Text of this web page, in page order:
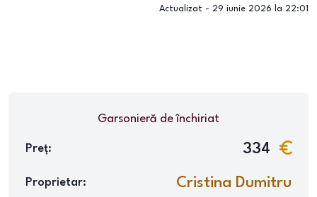
Actualizat - 29 iunie 2026 la 22:01
Garsonieră de închiriat
Preț: 334
Proprietar: Cristina Dumitru